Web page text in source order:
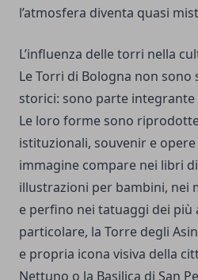
l’atmosfera diventa quasi
L’influenza delle torri nella
Le Torri di Bologna non
storici: sono parte integrante
Le loro forme sono
istituzionali, souvenir e
immagine compare nei libri
illustrazioni per bambini, nei
e perfino nei tatuaggi dei più
particolare, la Torre degli
e propria icona visiva della
Nettuno o la Basilica di San